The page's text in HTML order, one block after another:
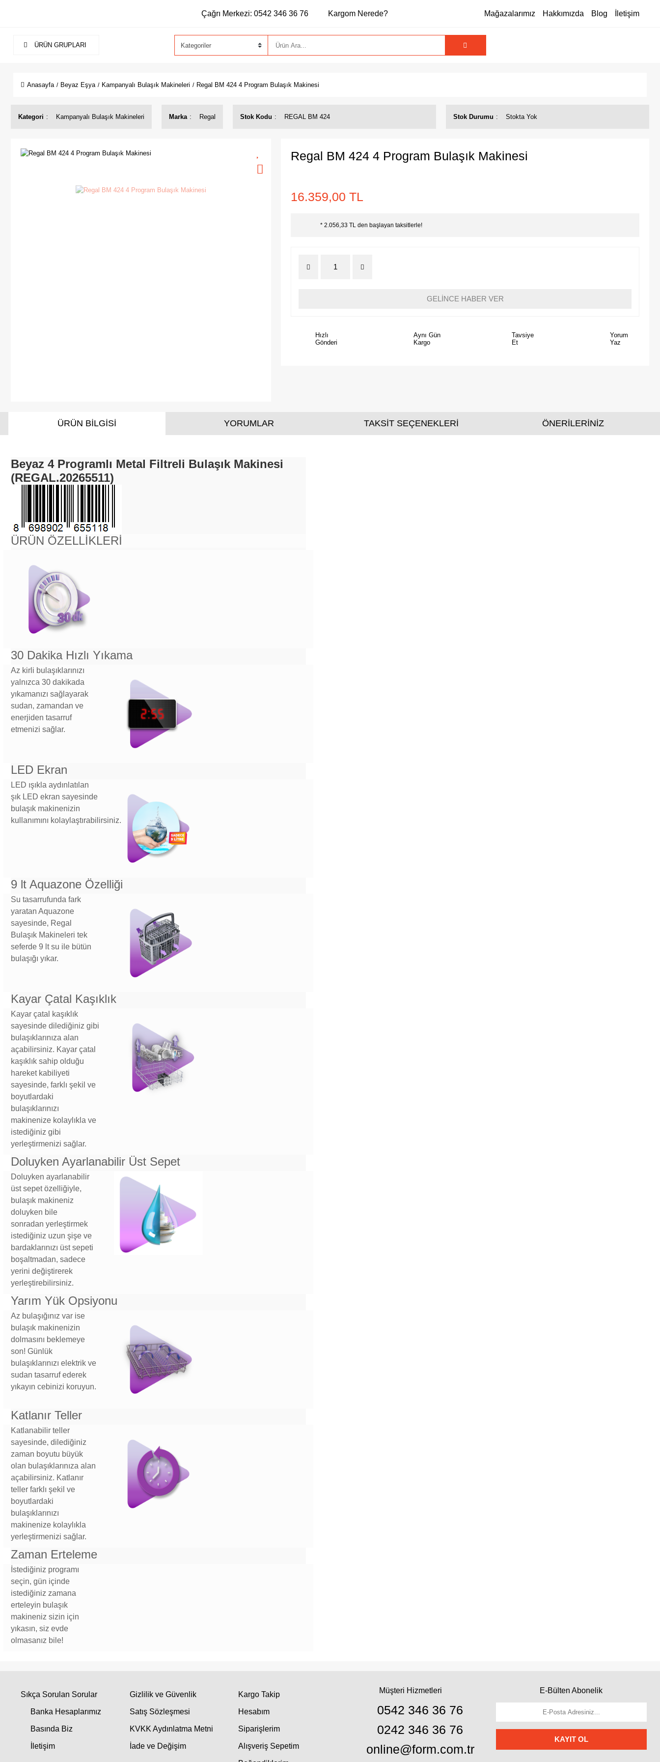
Çağrı Merkezi: 0542 346 36 76 Kargom Nerede? Mağazalarımız Hakkımızda Blog İletişim
ÜRÜN GRUPLARI
Anasayfa Beyaz Eşya Kampanyalı Bulaşık Makineleri Regal BM 424 4 Program Bulaşık Makinesi
Kategori Kampanyalı Bulaşık Makineleri Marka Regal Stok Kodu REGAL BM 424 Stok Durumu Stokta Yok
Regal BM 424 4 Program Bulaşık Makinesi
16.359,00 TL
* 2.056,33 TL den başlayan taksitlerle!
GELİNCE HABER VER
Hızlı
Gönderi
Aynı Gün
Kargo
Tavsiye
Et
Yorum
Yaz
ÜRÜN BİLGİSİ
Beyaz 4 Programlı Metal Filtreli Bulaşık Makinesi
(REGAL.20265511)
ÜRÜN ÖZELLİKLERİ
30 Dakika Hızlı Yıkama
Az kirli bulaşıklarınızı
yalnızca 30 dakikada
yıkamanızı sağlayarak
sudan, zamandan ve
enerjiden tasarruf
etmenizi sağlar.
LED Ekran
LED ışıkla aydınlatılan
şık LED ekran sayesinde
bulaşık makinenizin
kullanımını kolaylaştırabilirsiniz.
9 lt Aquazone Özelliği
Su tasarrufunda fark
yaratan Aquazone
sayesinde, Regal
Bulaşık Makineleri tek
seferde 9 lt su ile bütün
bulaşığı yıkar.
Kayar Çatal Kaşıklık
Kayar çatal kaşıklık
sayesinde dilediğiniz gibi
bulaşıklarınıza alan
açabilirsiniz. Kayar çatal
kaşıklık sahip olduğu
hareket kabiliyeti
sayesinde, farklı şekil ve
boyutlardaki
bulaşıklarınızı
makinenize kolaylıkla ve
istediğiniz gibi
yerleştirmenizi sağlar.
Doluyken Ayarlanabilir Üst Sepet
Doluyken ayarlanabilir
üst sepet özelliğiyle,
bulaşık makineniz
doluyken bile
sonradan yerleştirmek
istediğiniz uzun şişe ve
bardaklarınızı üst sepeti
boşaltmadan, sadece
yerini değiştirerek
yerleştirebilirsiniz.
Yarım Yük Opsiyonu
Az bulaşığınız var ise
bulaşık makinenizin
dolmasını beklemeye
son! Günlük
bulaşıklarınızı elektrik ve
sudan tasarruf ederek
yıkayın cebinizi koruyun.
Katlanır Teller
Katlanabilir teller
sayesinde, dilediğiniz
zaman boyutu büyük
olan bulaşıklarınıza alan
açabilirsiniz. Katlanır
teller farklı şekil ve
boyutlardaki
bulaşıklarınızı
makinenize kolaylıkla
yerleştirmenizi sağlar.
Zaman Erteleme
İstediğiniz programı
seçin, gün içinde
istediğiniz zamana
erteleyin bulaşık
makineniz sizin için
yıkasın, siz evde
olmasanız bile!
YORUMLAR TAKSİT SEÇENEKLERİ ÖNERİLERİNİZ
Sıkça Sorulan Sorular
Banka Hesaplarımız
Basında Biz
İletişim
Gizlilik ve Güvenlik
Satış Sözleşmesi
KVKK Aydınlatma Metni
İade ve Değişim
Kargo Takip
Hesabım
Siparişlerim
Alışveriş Sepetim
Müşteri Hizmetleri
0542 346 36 76
0242 346 36 76
online@form.com.tr
E-Bülten Abonelik
KAYIT OL